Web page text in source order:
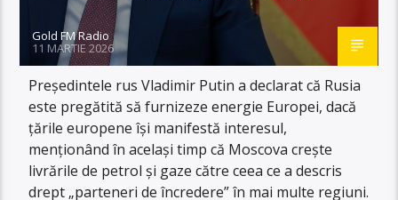
Gold FM Radio
11 MARTIE 2026
Președintele rus Vladimir Putin a declarat că Rusia
este pregătită să furnizeze energie Europei, dacă
țările europene își manifestă interesul,
menționând în același timp că Moscova crește
livrările de petrol și gaze către ceea ce a descris
drept „parteneri de încredere” în mai multe regiuni.